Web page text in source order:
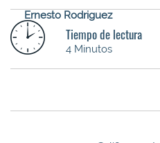
Ernesto Rodriguez
Tiempo de lectura
4 Minutos